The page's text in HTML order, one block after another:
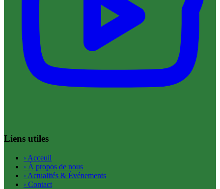
Liens utiles
› Acceuil
› À propos de nous
› Actualités & Événements
› Contact